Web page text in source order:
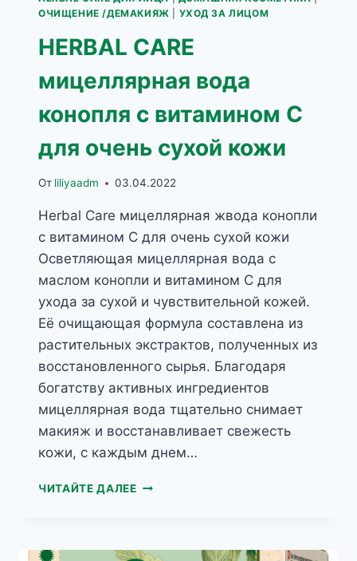
ОЧИЩЕНИЕ /ДЕМАКИЯЖ
УХОД ЗА ЛИЦОМ
HERBAL CARE
мицеллярная вода
конопля с витамином С
для очень сухой кожи
От liliyaadm 03.04.2022
Herbal Care мицеллярная жвода конопли
с витамином С для очень сухой кожи
Осветляющая мицеллярная вода с
маслом конопли и витамином С для
ухода за сухой и чувствительной кожей.
Её очищающая формула составлена из
растительных экстрактов, полученных из
восстановленного сырья. Благодаря
богатству активных ингредиентов
мицеллярная вода тщательно снимает
макияж и восстанавливает свежесть
кожи, с каждым днем…
ЧИТАЙТЕ ДАЛЕЕHERBAL
КОНОПЛЯ